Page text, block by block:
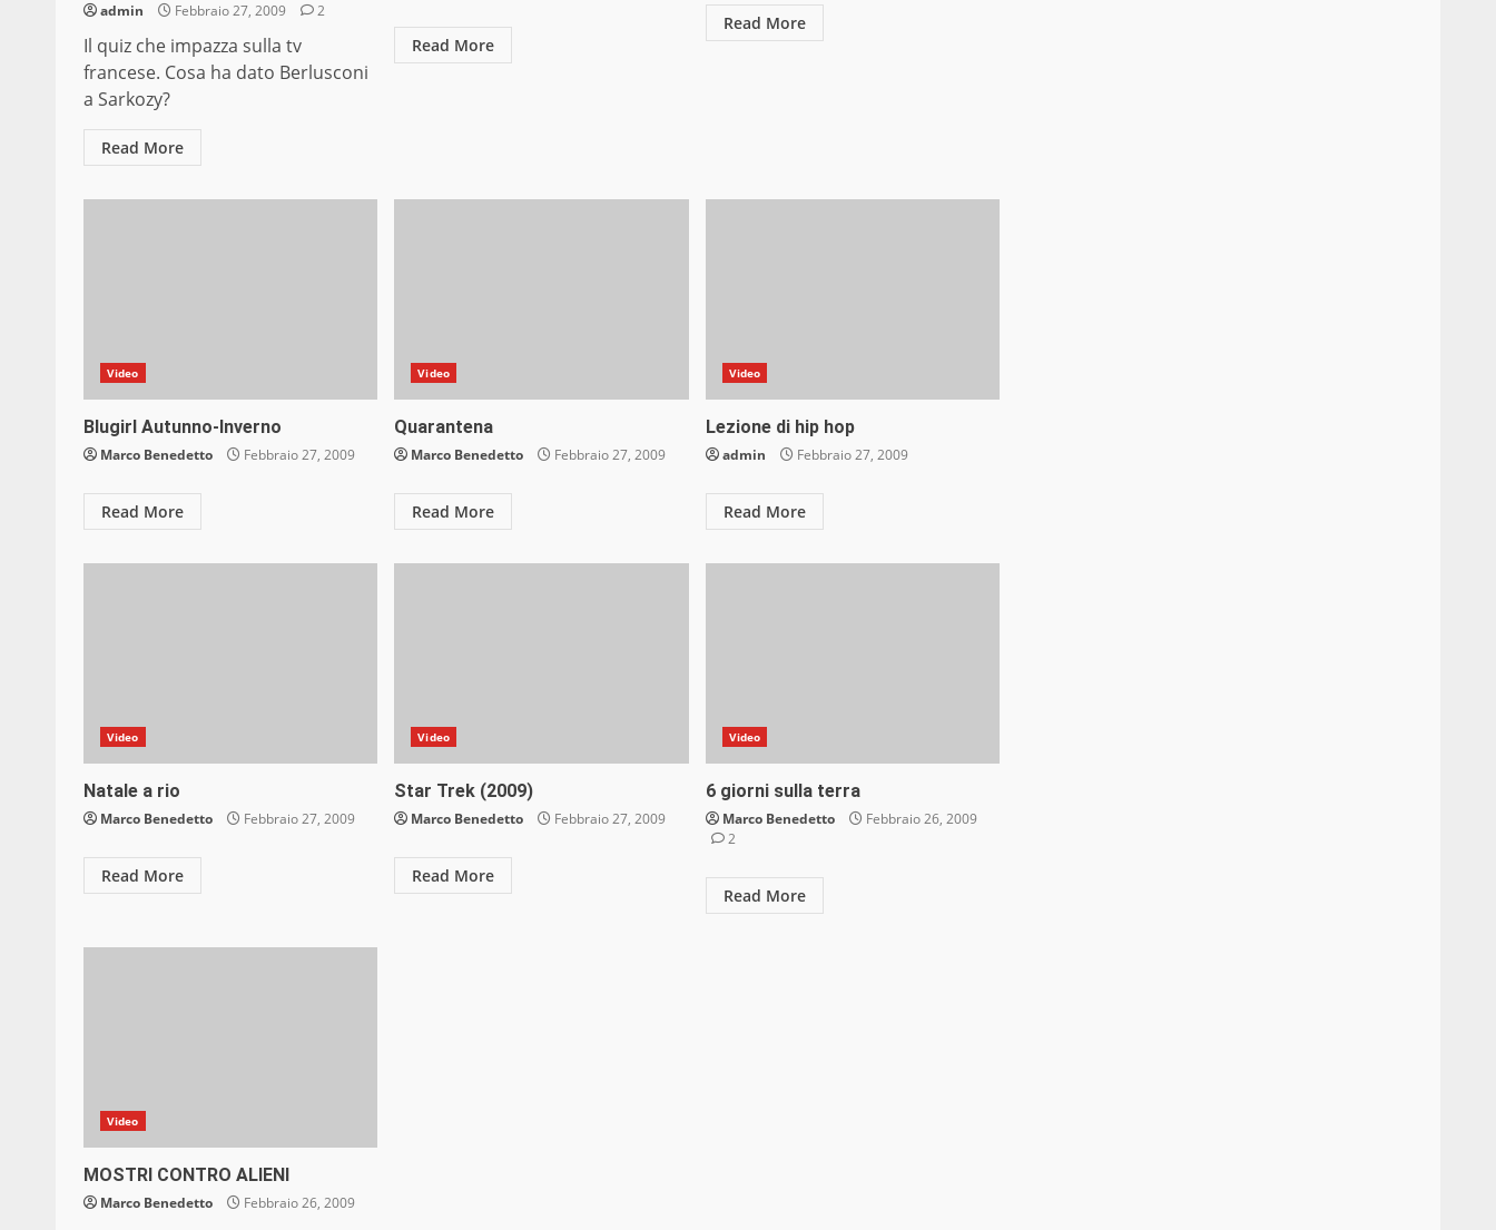
admin Febbraio 27, 2009 2
Il quiz che impazza sulla tv
francese. Cosa ha dato Berlusconi
a Sarkozy?
Read More
Read More
Read More
Video
Blugirl Autunno-Inverno
Marco Benedetto Febbraio 27, 2009
Read More
Video
Quarantena
Marco Benedetto Febbraio 27, 2009
Read More
Video
Lezione di hip hop
admin Febbraio 27, 2009
Read More
Video
Natale a rio
Marco Benedetto Febbraio 27, 2009
Read More
Video
Star Trek (2009)
Marco Benedetto Febbraio 27, 2009
Read More
Video
6 giorni sulla terra
Marco Benedetto
Febbraio 26, 2009
2
Read More
Video
MOSTRI CONTRO ALIENI
Marco Benedetto Febbraio 26, 2009